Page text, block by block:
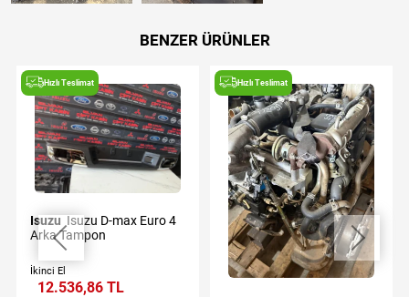
BENZER ÜRÜNLER
Hızlı Teslimat
Isuzu
Arka Tampon
İkinci El
12.536,86 TL
Hızlı Teslimat